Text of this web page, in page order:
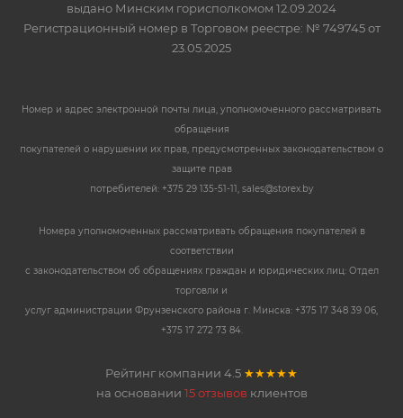
выдано Минским горисполкомом 12.09.2024
Регистрационный номер в Торговом реестре: № 749745 от
23.05.2025
Номер и адрес электронной почты лица, уполномоченного рассматривать
обращения
покупателей о нарушении их прав, предусмотренных законодательством о
защите прав
потребителей: +375 29 135-51-11, sales@storex.by
Номера уполномоченных рассматривать обращения покупателей в
соответствии
с законодательством об обращениях граждан и юридических лиц: Отдел
торговли и
услуг администрации Фрунзенского района г. Минска: +375 17 348 39 06,
+375 17 272 73 84.
Рейтинг компании 4.5 ★★★★★
на основании 15 отзывов клиентов